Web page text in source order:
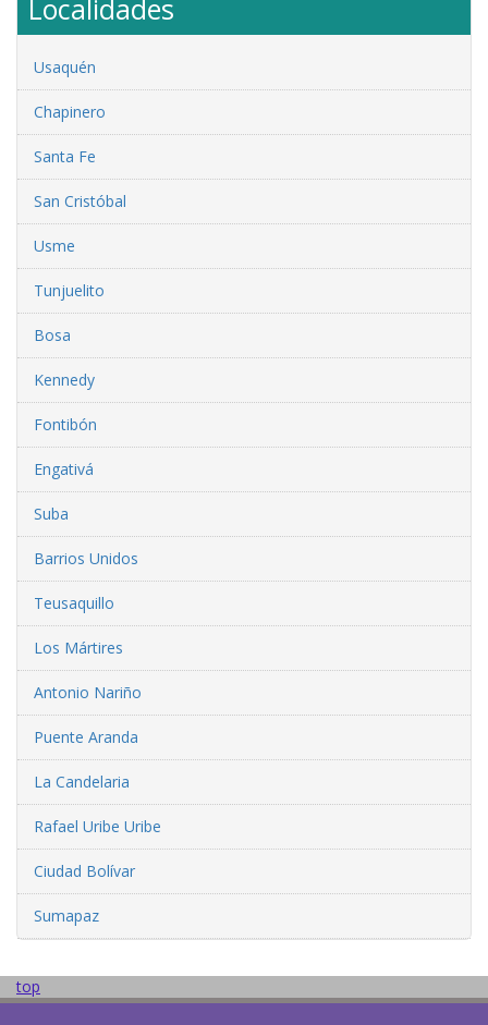
Localidades
Usaquén
Chapinero
Santa Fe
San Cristóbal
Usme
Tunjuelito
Bosa
Kennedy
Fontibón
Engativá
Suba
Barrios Unidos
Teusaquillo
Los Mártires
Antonio Nariño
Puente Aranda
La Candelaria
Rafael Uribe Uribe
Ciudad Bolívar
Sumapaz
top